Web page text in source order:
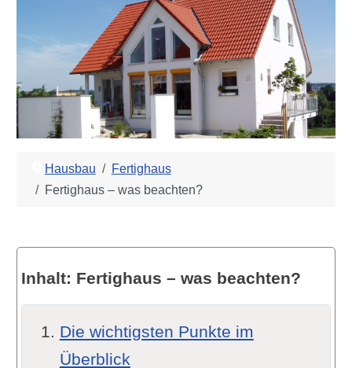
Hausbau
Fertighaus
Fertighaus – was beachten?
Inhalt: Fertighaus – was beachten?
Die wichtigsten Punkte im
Überblick